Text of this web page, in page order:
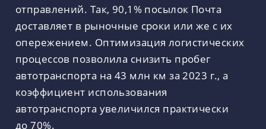
отправлений. Так, 90,1% посылок Почта
доставляет в рыночные сроки или же с их
опережением. Оптимизация логистических
процессов позволила снизить пробег
автотранспорта на 43 млн км за 2023 г., а
коэффициент использования
автотранспорта увеличился практически
до 70%.